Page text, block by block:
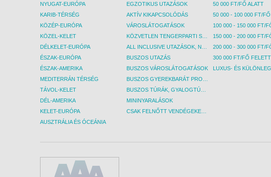
NYUGAT-EURÓPA
KARIB-TÉRSÉG
KÖZÉP-EURÓPA
KÖZEL-KELET
DÉLKELET-EURÓPA
ÉSZAK-EURÓPA
ÉSZAK-AMERIKA
MEDITERRÁN TÉRSÉG
TÁVOL-KELET
DÉL-AMERIKA
KELET-EURÓPA
AUSZTRÁLIA ÉS ÓCEÁNIA
EGZOTIKUS UTAZÁSOK
AKTÍV KIKAPCSOLÓDÁS
VÁROSLÁTOGATÁSOK
BUSZOS UTAZÁS
BUSZOS VÁROSLÁTOGATÁSOK
MININYARALÁSOK
50 000 FT/FŐ ALATT
50 000 - 100 000 FT/
300 000 FT/FŐ FELETT
LUXUS- ÉS